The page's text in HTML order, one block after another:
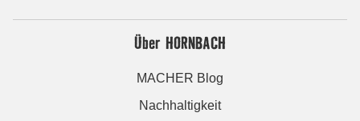
Über HORNBACH
MACHER Blog
Nachhaltigkeit